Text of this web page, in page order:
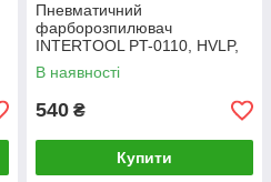
Пневматичний
фарборозпилювач
INTERTOOL PT-0110, HVLP,
форсунка 1.5 мм, верхній
пластиковий бачок 600мл.,
В наявності
540 ₴
Купити